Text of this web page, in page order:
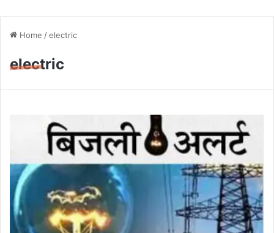
Home /electric
electric